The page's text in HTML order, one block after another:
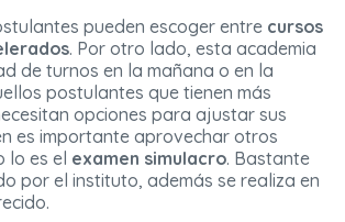
pueden escoger entre cursos
. Por otro lado, esta academia
de turnos en la mañana o en la
postulantes que tienen más
opciones para ajustar sus
es importante aprovechar otros
lo es el examen simulacro. Bastante
por el instituto, además se realiza en